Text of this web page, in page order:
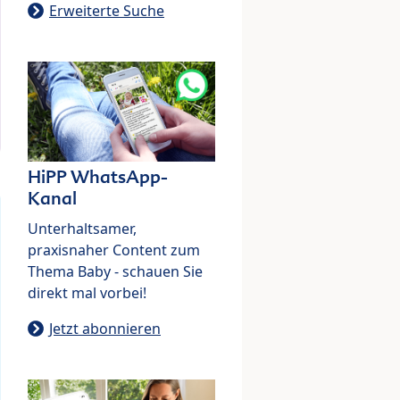
Erweiterte Suche
HiPP WhatsApp-
Kanal
Unterhaltsamer,
praxisnaher Content zum
Thema Baby - schauen Sie
direkt mal vorbei!
Jetzt abonnieren